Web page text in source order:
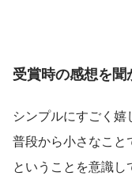
受賞時の感想を聞
シンプルにすごく嬉
普段から小さなこと
ということを意識